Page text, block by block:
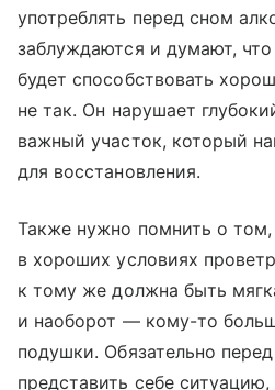
употреблять перед сном
заблуждаются и думают,
будет способствовать
не так. Он нарушает
важный участок, который
для восстановления.
Также нужно помнить о том,
в хороших условиях
к тому же должна быть
и наоборот — кому-то
подушки. Обязательно
представить себе